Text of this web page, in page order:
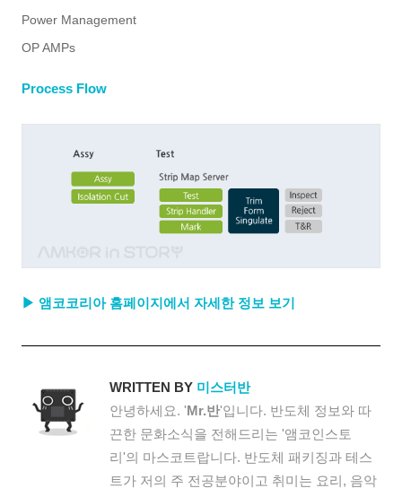
Power Management
OP AMPs
Process Flow
▶ 앰코코리아 홈페이지에서 자세한 정보 보기
WRITTEN BY 미스터반
안녕하세요. ' Mr.반'입니다. 반도체 정보와 따
끈한 문화소식을 전해드리는 '앰코인스토
리'의 마스코트랍니다. 반도체 패키징과 테스
트가 저의 주 전공분야이고 취미는 요리, 음악